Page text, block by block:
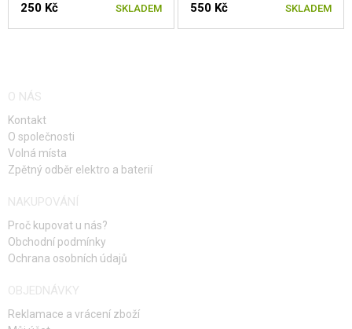
250 Kč SKLADEM 550 Kč SKLADEM
O NÁS
Kontakt
O společnosti
Volná místa
Zpětný odběr elektro a baterií
NAKUPOVÁNÍ
Proč kupovat u nás?
Obchodní podmínky
Ochrana osobních údajů
OBJEDNÁVKY
Reklamace a vrácení zboží